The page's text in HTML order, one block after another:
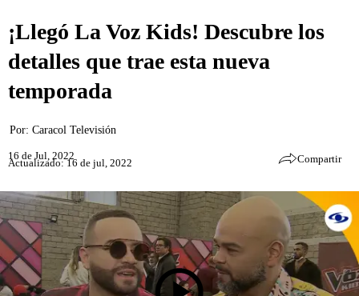
¡Llegó La Voz Kids! Descubre los
detalles que trae esta nueva
temporada
Por: Caracol Televisión
16 de Jul, 2022
Actualizado: 16 de jul, 2022 Compartir